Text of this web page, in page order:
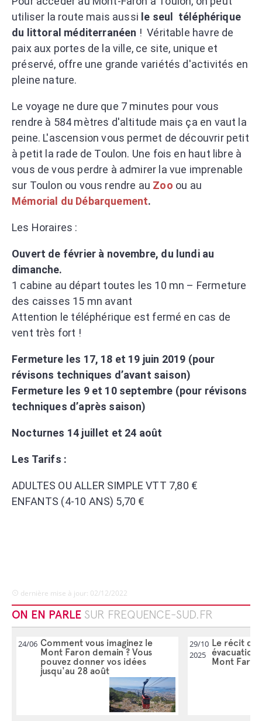
utiliser la route mais aussi le seul téléphérique
du littoral méditerranéen ! Véritable havre de
paix aux portes de la ville, ce site, unique et
préservé, offre une grande variétés d'activités en
pleine nature.
Le voyage ne dure que 7 minutes pour vous
rendre à 584 mètres d'altitude mais ça en vaut la
peine. L'ascension vous permet de découvrir petit
à petit la rade de Toulon. Une fois en haut libre à
vous de vous perdre à admirer la vue imprenable
sur Toulon ou vous rendre au Zoo ou au
Mémorial du Débarquement.
Les Horaires :
Ouvert de février à novembre, du lundi au
dimanche.
1 cabine au départ toutes les 10 mn – Fermeture
des caisses 15 mn avant
Attention le téléphérique est fermé en cas de
vent très fort !
Fermeture les 17, 18 et 19 juin 2019 (​pour
révisons techniques d’avant saison)
Fermeture les 9 et 10 septembre (​pour révisons
techniques d’après saison)
Nocturnes 14 juillet et 24 août
Les Tarifs :
ADULTES OU ALLER SIMPLE VTT 7,80 €
ENFANTS (4-10 ANS) 5,70 €
dernière mise à jour: 02/12/2022
ON EN PARLE SUR FREQUENCE-SUD.FR
24/06 Comment vous imaginez le
Mont Faron demain ? Vous
pouvez donner vos idées
jusqu'au 28 août
29/10
2025
Le récit de
évacuation
Mont